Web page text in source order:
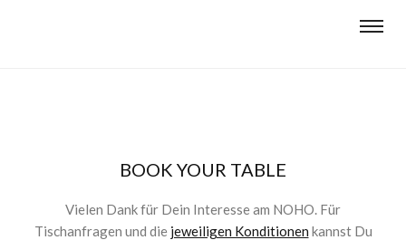
BOOK YOUR TABLE
Vielen Dank für Dein Interesse am NOHO. Für
Tischanfragen und die jeweiligen Konditionen kannst Du